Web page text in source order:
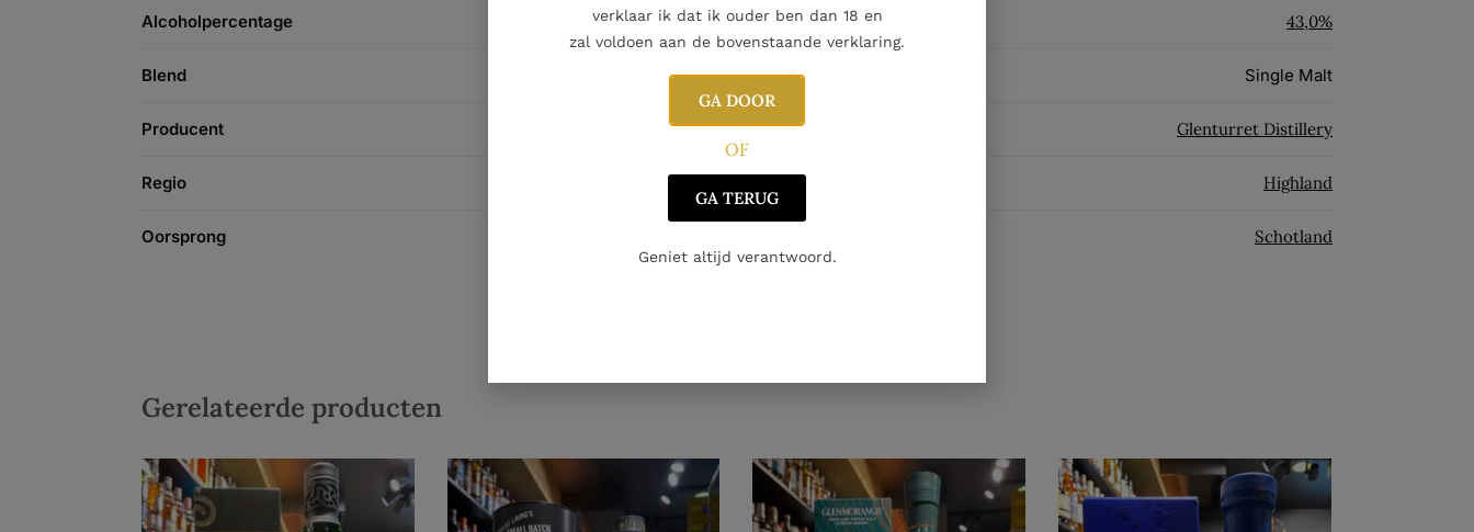
Alcoholpercentage 43,0%
Blend Single Malt
Producent Glenturret Distillery
Regio Highland
Oorsprong Schotland
Gerelateerde producten
verklaar ik dat ik ouder ben dan 18 en
zal voldoen aan de bovenstaande verklaring.
GA DOOR
OF
GA TERUG
Geniet altijd verantwoord.